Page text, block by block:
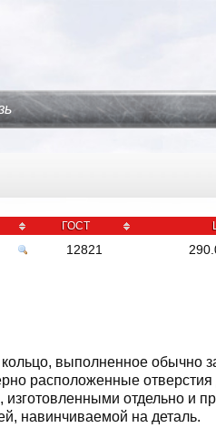
ГОСТ
12821
выполненное обычно
расположенные отверстия
отдельно и
навинчиваемой на деталь.